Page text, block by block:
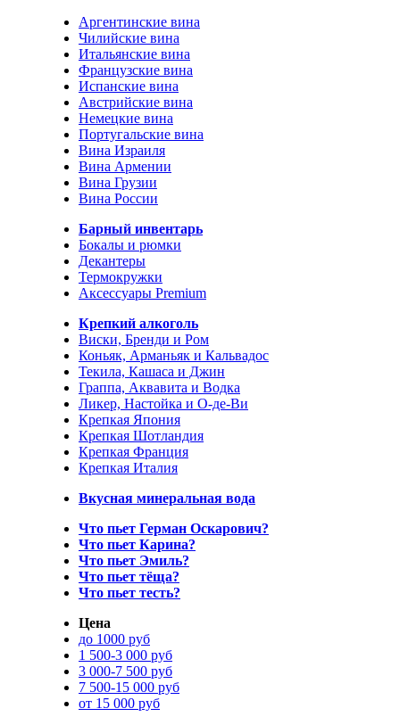
Аргентинские вина
Чилийские вина
Итальянские вина
Французские вина
Испанские вина
Австрийские вина
Немецкие вина
Португальские вина
Вина Израиля
Вина Армении
Вина Грузии
Вина России
Барный инвентарь
Бокалы и рюмки
Декантеры
Термокружки
Аксессуары Premium
Крепкий алкоголь
Виски, Бренди и Ром
Коньяк, Арманьяк и Кальвадос
Текила, Кашаса и Джин
Граппа, Аквавита и Водка
Ликер, Настойка и О-де-Ви
Крепкая Япония
Крепкая Шотландия
Крепкая Франция
Крепкая Италия
Вкусная минеральная вода
Что пьет Герман Оскарович?
Что пьет Карина?
Что пьет Эмиль?
Что пьет тёща?
Что пьет тесть?
Цена
до 1000 руб
1 500-3 000 руб
3 000-7 500 руб
7 500-15 000 руб
от 15 000 руб